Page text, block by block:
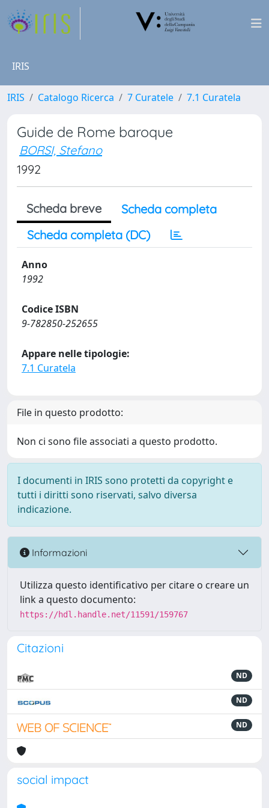
IRIS
IRIS Catalogo Ricerca 7 Curatele 7.1 Curatela
Guide de Rome baroque
BORSI, Stefano
1992
Scheda breve
Scheda completa
Scheda completa (DC)
Anno
1992
Codice ISBN
9-782850-252655
Appare nelle tipologie:
7.1 Curatela
File in questo prodotto:
Non ci sono file associati a questo prodotto.
I documenti in IRIS sono protetti da copyright e
tutti i diritti sono riservati, salvo diversa
indicazione.
Informazioni
Utilizza questo identificativo per citare o creare un
link a questo documento:
https://hdl.handle.net/11591/159767
Citazioni
ND
ND
ND
social impact